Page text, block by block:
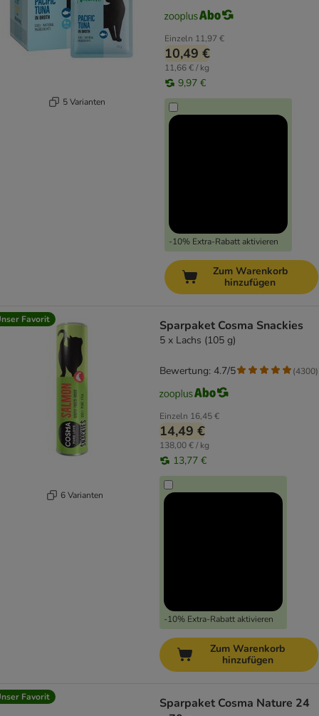
5 Varianten
Einzeln 11,97 €
10,49 €
11,66 € / kg
9,97 €
-10% Extra-Rabatt aktivieren
Zum Warenkorb
hinzufügen
Favorit
6 Varianten
Sparpaket Cosma Snackies
5 x Lachs (105 g)
Einzeln 16,45 €
14,49 €
138,00 € / kg
13,77 €
-10% Extra-Rabatt aktivieren
Bewertung: 4.7/5 (4300)
Zum Warenkorb
hinzufügen
Favorit
Sparpaket Cosma Nature 24